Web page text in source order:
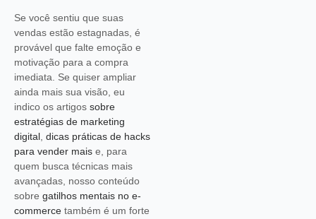
Se você sentiu que suas
vendas estão estagnadas, é
provável que falte emoção e
motivação para a compra
imediata. Se quiser ampliar
ainda mais sua visão, eu
indico os artigos sobre
estratégias de marketing
digital, dicas práticas de hacks
para vender mais e, para
quem busca técnicas mais
avançadas, nosso conteúdo
sobre gatilhos mentais no e-
commerce também é um forte